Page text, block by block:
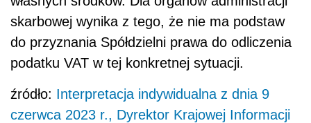
skarbowej wynika z tego, że nie ma podstaw
do przyznania Spółdzielni prawa do odliczenia
podatku VAT w tej konkretnej sytuacji.
źródło: Interpretacja indywidualna z dnia 9
czerwca 2023 r., Dyrektor Krajowej Informacji